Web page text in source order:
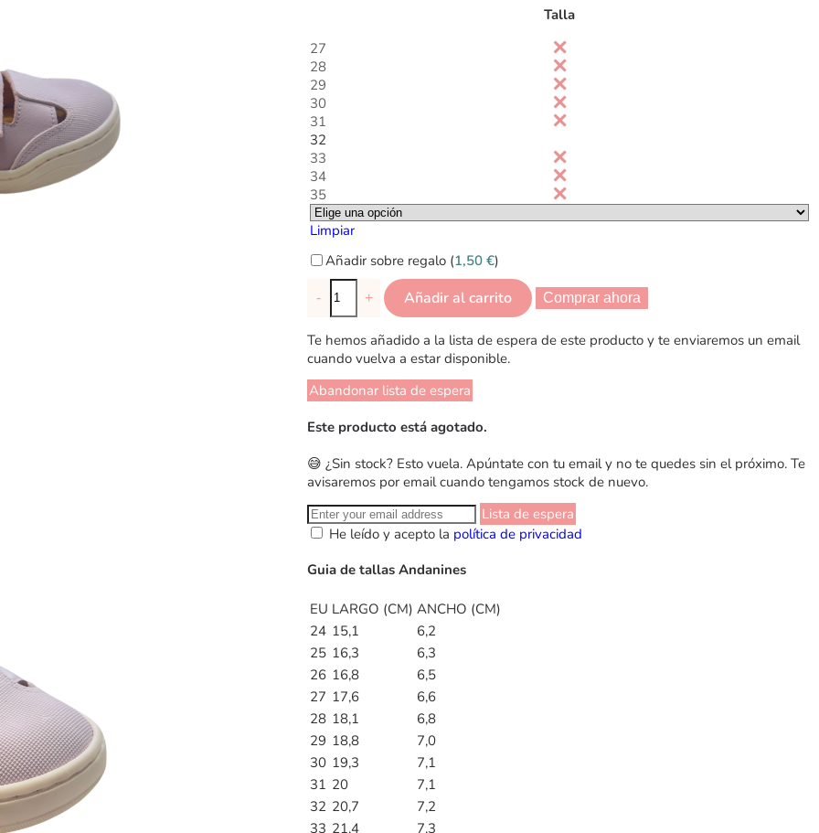
Talla
27
28
29
30
31
32
33
34
35
Limpiar
Añadir sobre regalo (1,50 €)
- + Añadir al carrito Comprar ahora
Te hemos añadido a la lista de espera de este producto y te enviaremos un email
cuando vuelva a estar disponible.
Abandonar lista de espera
Este producto está agotado.
😅 ¿Sin stock? Esto vuela. Apúntate con tu email y no te quedes sin el próximo. Te
avisaremos por email cuando tengamos stock de nuevo.
Lista de espera
He leído y acepto la política de privacidad
Guia de tallas Andanines
EU LARGO (CM) ANCHO (CM)
24 15,1
6,2
25 16,3
6,3
26 16,8
6,5
27 17,6
6,6
28 18,1
6,8
29 18,8
7,0
30 19,3
7,1
31 20
7,1
32 20,7
7,2
33 21,4 7,3